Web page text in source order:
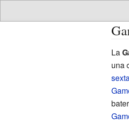
La
una